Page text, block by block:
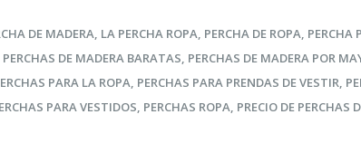
DE MADERA, LA PERCHA ROPA, PERCHA DE ROPA, PERCHA
PERCHAS DE MADERA BARATAS, PERCHAS DE MADERA POR
PARA LA ROPA, PERCHAS PARA PRENDAS DE VESTIR,
PARA VESTIDOS, PERCHAS ROPA, PRECIO DE PERCHAS